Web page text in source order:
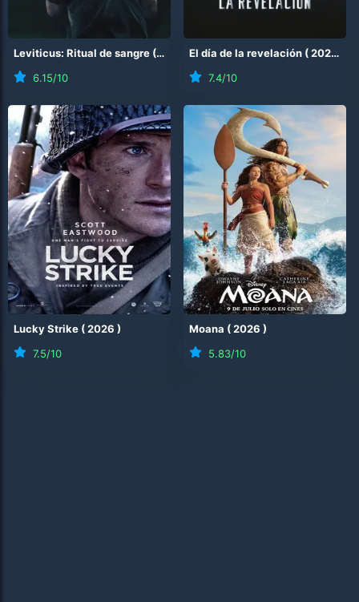
Leviticus: Ritual de sangre ( 2026
)
6.15/10
El día de la revelación (2026 )
7.4/10
Lucky Strike (2026 )
7.5/10
Moana (2026 )
5.83/10